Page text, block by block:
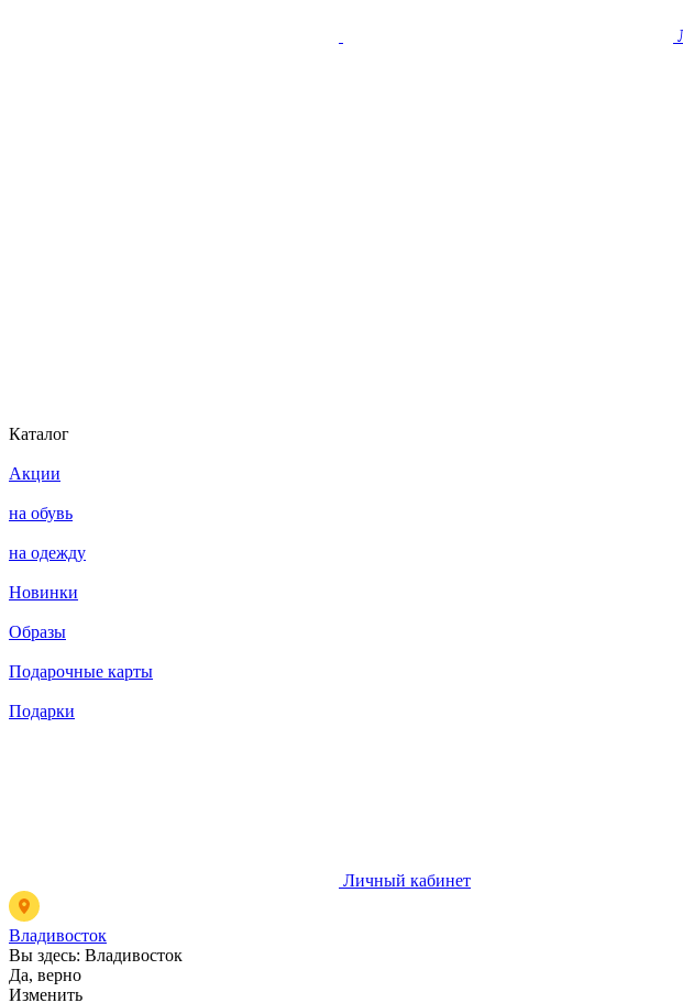
Каталог
Акции
на обувь
на одежду
Новинки
Образы
Подарочные карты
Подарки
Личный кабинет
Владивосток
Вы здесь: Владивосток
Да, верно
Изменить